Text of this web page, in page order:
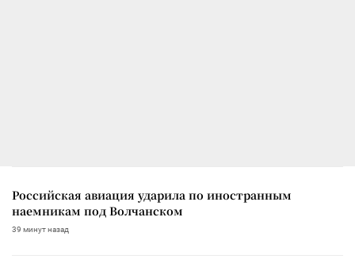
Российская авиация ударила по иностранным
наемникам под Волчанском
39 минут назад